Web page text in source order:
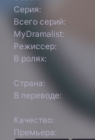
Серия:
Всего серий:
MyDramalist:
Режиссер:
В ролях:
Страна:
В переводе:
Качество:
Премьера: